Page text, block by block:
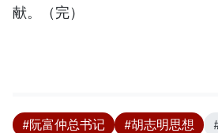
献。（完）
#阮富仲总书记 #胡志明思想